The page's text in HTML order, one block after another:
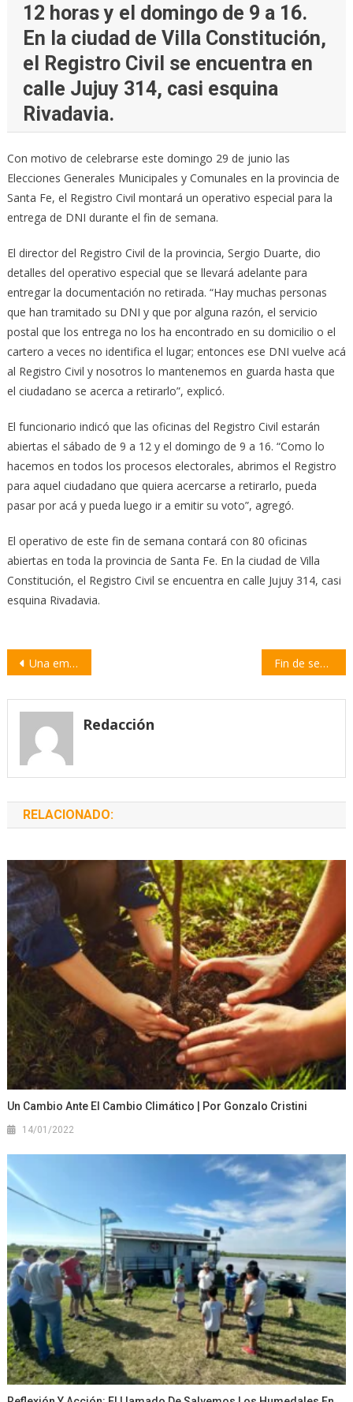
12 horas y el domingo de 9 a 16.
En la ciudad de Villa Constitución,
el Registro Civil se encuentra en
calle Jujuy 314, casi esquina
Rivadavia.
Con motivo de celebrarse este domingo 29 de junio las
Elecciones Generales Municipales y Comunales en la provincia de
Santa Fe, el Registro Civil montará un operativo especial para la
entrega de DNI durante el fin de semana.
El director del Registro Civil de la provincia, Sergio Duarte, dio
detalles del operativo especial que se llevará adelante para
entregar la documentación no retirada. “Hay muchas personas
que han tramitado su DNI y que por alguna razón, el servicio
postal que los entrega no los ha encontrado en su domicilio o el
cartero a veces no identifica el lugar; entonces ese DNI vuelve acá
al Registro Civil y nosotros lo mantenemos en guarda hasta que
el ciudadano se acerca a retirarlo”, explicó.
El funcionario indicó que las oficinas del Registro Civil estarán
abiertas el sábado de 9 a 12 y el domingo de 9 a 16. “Como lo
hacemos en todos los procesos electorales, abrimos el Registro
para aquel ciudadano que quiera acercarse a retirarlo, pueda
pasar por acá y pueda luego ir a emitir su voto”, agregó.
El operativo de este fin de semana contará con 80 oficinas
abiertas en toda la provincia de Santa Fe. En la ciudad de Villa
Constitución, el Registro Civil se encuentra en calle Jujuy 314, casi
esquina Rivadavia.
Navegación
entradas
Una empresa de Pavón fue distinguida por el Centro Comercial de Villa Constitución Fin de semana con ola polar: qué esperar del tiempo en Villa Constitución y la región
Redacción
RELACIONADO:
Un Cambio Ante El Cambio Climático | Por Gonzalo Cristini
14/01/2022